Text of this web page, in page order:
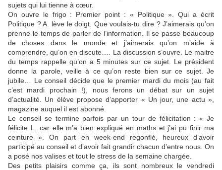
sujets qui lui tienne à cœur.
On ouvre le frigo : Premier point : « Politique ». Qui a écrit
Politique ? A. lève le doigt. Que voulais-tu dire ? J’aimerais qu’on
prenne le temps de parler de l’information. Il se passe beaucoup
de choses dans le monde et j’aimerais qu’on m’aide à
comprendre, qu’on en discute…. La discussion s’ouvre. Le maitre
du temps rappelle qu’on a 5 minutes sur ce sujet. Le président
donne la parole, veille à ce qu’on reste bien sur ce sujet. Je
jubile… Le conseil décide que le premier mardi du mois (au fait
c’est mardi prochain !), nous ferons un débat sur un sujet
d’actualité. Un élève propose d’apporter « Un jour, une actu »,
magazine auquel il est abonné.
Le conseil se termine parfois par un tour de félicitation : « Je
félicite L. car elle m’a bien expliqué en maths et j’ai pu finir ma
ceinture ». On part en week-end regonflé, heureux d’avoir
participé au conseil et d’avoir fait grandir chacun d’entre nous. On
a posé nos valises et tout le stress de la semaine chargée.
Des petits plaisirs comme ça, ils sont nombreux le vendredi